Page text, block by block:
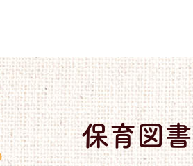
保育図書